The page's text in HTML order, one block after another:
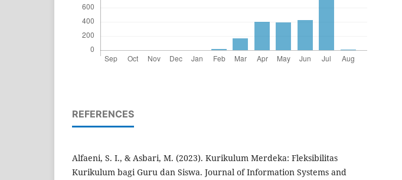
REFERENCES
Alfaeni, S. I., & Asbari, M. (2023). Kurikulum Merdeka: Fleksibilitas
Kurikulum bagi Guru dan Siswa. Journal of Information Systems and